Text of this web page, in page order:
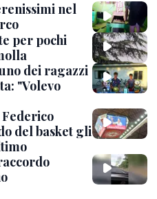
nel
per pochi
dei ragazzi
"Volevo
del basket gli